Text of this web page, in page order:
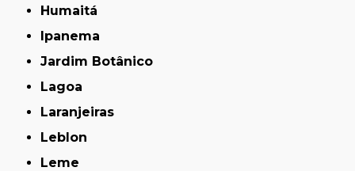
Humaitá
Ipanema
Jardim Botânico
Lagoa
Laranjeiras
Leblon
Leme